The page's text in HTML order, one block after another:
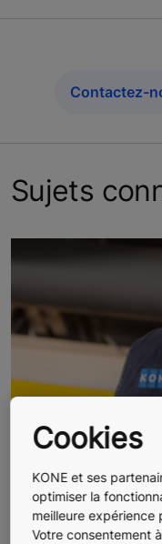
Contactez-
Sujets
Cookies
KONE et ses
optimiser la
meilleure expérience
Votre consentement